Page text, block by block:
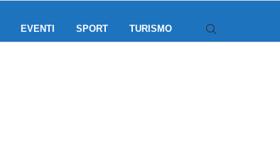
EVENTI SPORT TURISMO